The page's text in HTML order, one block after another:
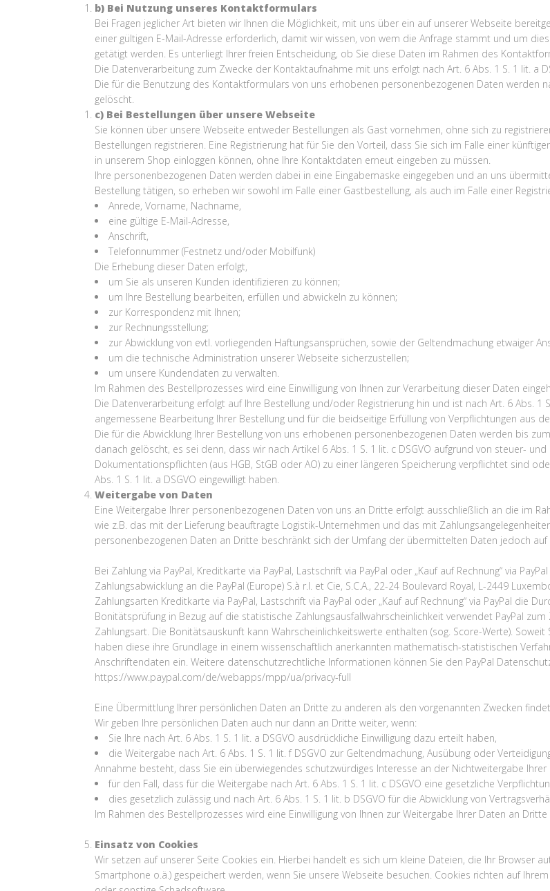
b) Bei Nutzung unseres Kontaktformulars
Bei Fragen jeglicher Art bieten wir Ihnen die Möglichkeit, mit uns über ein auf unserer Webseite
einer gültigen E-Mail-Adresse erforderlich, damit wir wissen, von wem die Anfrage stammt und um
getätigt werden. Es unterliegt Ihrer freien Entscheidung, ob Sie diese Daten im Rahmen des
Die Datenverarbeitung zum Zwecke der Kontaktaufnahme mit uns erfolgt nach Art. 6 Abs. 1 S. 1 lit. a
Die für die Benutzung des Kontaktformulars von uns erhobenen personenbezogenen Daten werden
gelöscht.
c) Bei Bestellungen über unsere Webseite
Sie können über unsere Webseite entweder Bestellungen als Gast vornehmen, ohne sich zu
Bestellungen registrieren. Eine Registrierung hat für Sie den Vorteil, dass Sie sich im Falle einer
in unserem Shop einloggen können, ohne Ihre Kontaktdaten erneut eingeben zu müssen.
Ihre personenbezogenen Daten werden dabei in eine Eingabemaske eingegeben und an uns
Bestellung tätigen, so erheben wir sowohl im Falle einer Gastbestellung, als auch im Falle einer
Anrede, Vorname, Nachname,
eine gültige E-Mail-Adresse,
Anschrift,
Telefonnummer (Festnetz und/oder Mobilfunk)
Die Erhebung dieser Daten erfolgt,
um Sie als unseren Kunden identifizieren zu können;
um Ihre Bestellung bearbeiten, erfüllen und abwickeln zu können;
zur Korrespondenz mit Ihnen;
zur Rechnungsstellung;
zur Abwicklung von evtl. vorliegenden Haftungsansprüchen, sowie der Geltendmachung etwaiger
um die technische Administration unserer Webseite sicherzustellen;
um unsere Kundendaten zu verwalten.
Im Rahmen des Bestellprozesses wird eine Einwilligung von Ihnen zur Verarbeitung dieser Daten
Die Datenverarbeitung erfolgt auf Ihre Bestellung und/oder Registrierung hin und ist nach Art. 6 Abs. 1
angemessene Bearbeitung Ihrer Bestellung und für die beidseitige Erfüllung von Verpflichtungen aus
Die für die Abwicklung Ihrer Bestellung von uns erhobenen personenbezogenen Daten werden bis
danach gelöscht, es sei denn, dass wir nach Artikel 6 Abs. 1 S. 1 lit. c DSGVO aufgrund von steuer-
Dokumentationspflichten (aus HGB, StGB oder AO) zu einer längeren Speicherung verpflichtet sind
Abs. 1 S. 1 lit. a DSGVO eingewilligt haben.
Weitergabe von Daten
Eine Weitergabe Ihrer personenbezogenen Daten von uns an Dritte erfolgt ausschließlich an die im
wie z.B. das mit der Lieferung beauftragte Logistik-Unternehmen und das mit
personenbezogenen Daten an Dritte beschränkt sich der Umfang der übermittelten Daten jedoch
Bei Zahlung via PayPal, Kreditkarte via PayPal, Lastschrift via PayPal oder „Kauf auf Rechnung“ via
Zahlungsabwicklung an die PayPal (Europe) S.à r.l. et Cie, S.C.A., 22-24 Boulevard Royal, L-2449
Zahlungsarten Kreditkarte via PayPal, Lastschrift via PayPal oder „Kauf auf Rechnung“ via PayPal die
Bonitätsprüfung in Bezug auf die statistische Zahlungsausfallwahrscheinlichkeit verwendet PayPal
Zahlungsart. Die Bonitätsauskunft kann Wahrscheinlichkeitswerte enthalten (sog. Score-Werte).
haben diese ihre Grundlage in einem wissenschaftlich anerkannten mathematisch-statistischen
Anschriftendaten ein. Weitere datenschutzrechtliche Informationen können Sie den PayPal
https://www.paypal.com/de/webapps/mpp/ua/privacy-full
Eine Übermittlung Ihrer persönlichen Daten an Dritte zu anderen als den vorgenannten Zwecken
Wir geben Ihre persönlichen Daten auch nur dann an Dritte weiter, wenn:
Sie Ihre nach Art. 6 Abs. 1 S. 1 lit. a DSGVO ausdrückliche Einwilligung dazu erteilt haben,
die Weitergabe nach Art. 6 Abs. 1 S. 1 lit. f DSGVO zur Geltendmachung, Ausübung oder
Annahme besteht, dass Sie ein überwiegendes schutzwürdiges Interesse an der Nichtweitergabe Ihrer
für den Fall, dass für die Weitergabe nach Art. 6 Abs. 1 S. 1 lit. c DSGVO eine gesetzliche
dies gesetzlich zulässig und nach Art. 6 Abs. 1 S. 1 lit. b DSGVO für die Abwicklung von
Im Rahmen des Bestellprozesses wird eine Einwilligung von Ihnen zur Weitergabe Ihrer Daten an Dritte
Einsatz von Cookies
Wir setzen auf unserer Seite Cookies ein. Hierbei handelt es sich um kleine Dateien, die Ihr Browser
Smartphone o.ä.) gespeichert werden, wenn Sie unsere Webseite besuchen. Cookies richten auf